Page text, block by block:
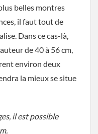
belles montres
il faut tout de
Dans ce cas-là,
de 40 à 56 cm,
environ deux
la mieux se situe
il est possible